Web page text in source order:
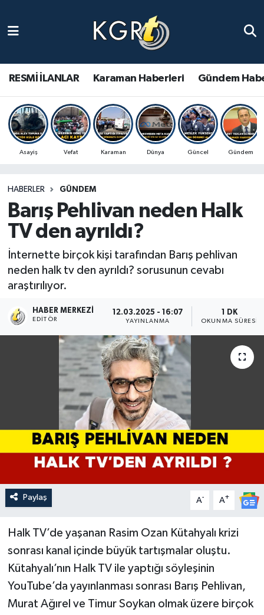
RESMİ İLANLAR Karaman Haberleri Gündem
Asayiş Vefat Karaman Dünya Güncel Gündem
HABERLER GÜNDEM
Barış Pehlivan neden Halk
TV den ayrıldı?
İnternette birçok kişi tarafından Barış pehlivan
neden halk tv den ayrıldı? sorusunun cevabı
araştırılıyor.
HABER MERKEZI
EDITÖR
12.03.2025 - 16:07
YAYINLANMA
1 DK
OKUNMA SÜRESI
Paylaş A- A+
Halk TV’de yaşanan Rasim Ozan Kütahyalı krizi
sonrası kanal içinde büyük tartışmalar oluştu.
Kütahyalı’nın Halk TV ile yaptığı söyleşinin
YouTube’da yayınlanması sonrası Barış Pehlivan,
Murat Ağırel ve Timur Soykan olmak üzere birçok
Gündem Haberleri
Güncel Haberler
Spor Haberleri
Ulusal Haberler
Vefat Edenler